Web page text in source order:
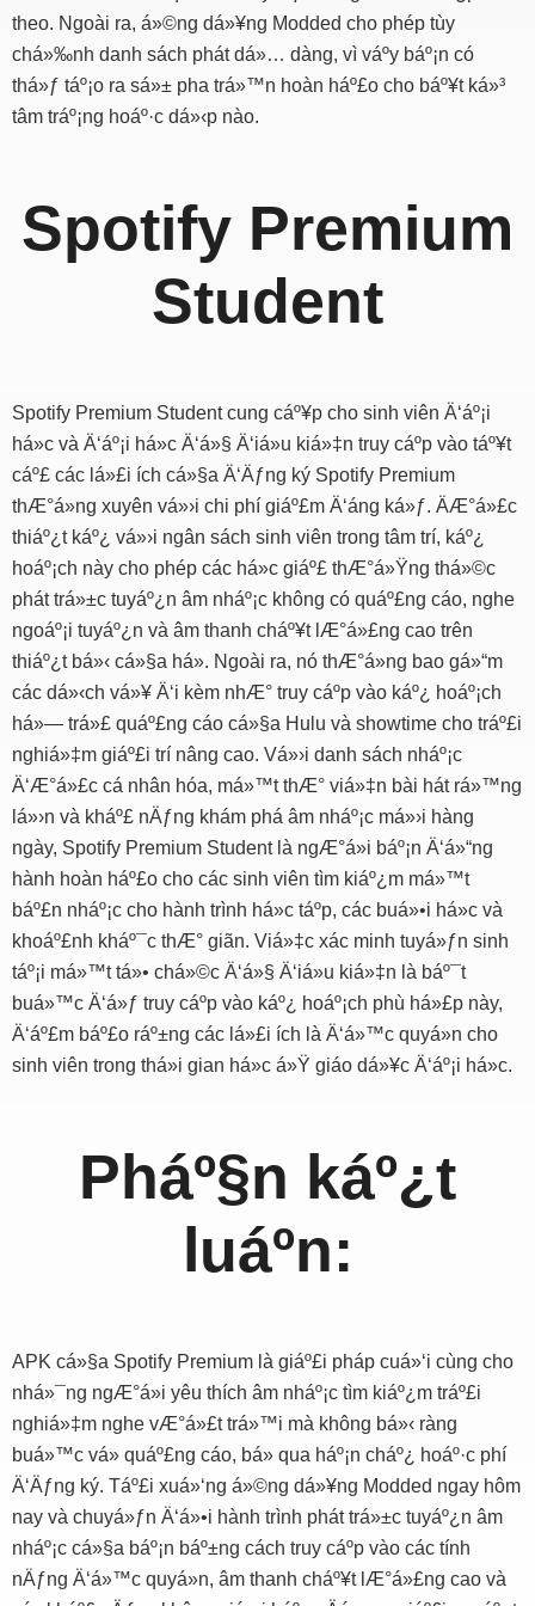
theo. Ngoài ra, á»©ng dá»¥ng Modded cho phép tùy
chá»‰nh danh sách phát dá»… dàng, vì váº­y báº¡n có
thá»ƒ táº¡o ra sá»± pha trá»™n hoàn háº£o cho báº¥t ká»³
tâm tráº¡ng hoáº·c dá»‹p nào.
Spotify Premium
Student
Spotify Premium Student cung cáº¥p cho sinh viên Ä‘áº¡i
há»c và Ä‘áº¡i há»c Ä‘á»§ Ä‘iá»u kiá»‡n truy cáº­p vào táº¥t
cáº£ các lá»£i ích cá»§a Ä‘Äƒng ký Spotify Premium
thÆ°á»ng xuyên vá»›i chi phí giáº£m Ä‘áng ká»ƒ. ÄÆ°á»£c
thiáº¿t káº¿ vá»›i ngân sách sinh viên trong tâm trí, káº¿
hoáº¡ch này cho phép các há»c giáº£ thÆ°á»Ÿng thá»©c
phát trá»±c tuyáº¿n âm nháº¡c không có quáº£ng cáo, nghe
ngoáº¡i tuyáº¿n và âm thanh cháº¥t lÆ°á»£ng cao trên
thiáº¿t bá»‹ cá»§a há». Ngoài ra, nó thÆ°á»ng bao gá»“m
các dá»‹ch vá»¥ Ä‘i kèm nhÆ° truy cáº­p vào káº¿ hoáº¡ch
há»— trá»£ quáº£ng cáo cá»§a Hulu và showtime cho tráº£i
nghiá»‡m giáº£i trí nâng cao. Vá»›i danh sách nháº¡c
Ä‘Æ°á»£c cá nhân hóa, má»™t thÆ° viá»‡n bài hát rá»™ng
lá»›n và kháº£ nÄƒng khám phá âm nháº¡c má»›i hàng
ngày, Spotify Premium Student là ngÆ°á»i báº¡n Ä‘á»“ng
hành hoàn háº£o cho các sinh viên tìm kiáº¿m má»™t
báº£n nháº¡c cho hành trình há»c táº­p, các buá»•i há»c và
khoáº£nh kháº¯c thÆ° giãn. Viá»‡c xác minh tuyá»ƒn sinh
táº¡i má»™t tá»• chá»©c Ä‘á»§ Ä‘iá»u kiá»‡n là báº¯t
buá»™c Ä‘á»ƒ truy cáº­p vào káº¿ hoáº¡ch phù há»£p này,
Ä‘áº£m báº£o ráº±ng các lá»£i ích là Ä‘á»™c quyá»n cho
sinh viên trong thá»i gian há»c á»Ÿ giáo dá»¥c Ä‘áº¡i há»c.
Pháº§n káº¿t
luáº­n:
APK cá»§a Spotify Premium là giáº£i pháp cuá»‘i cùng cho
nhá»¯ng ngÆ°á»i yêu thích âm nháº¡c tìm kiáº¿m tráº£i
nghiá»‡m nghe vÆ°á»£t trá»™i mà không bá»‹ ràng
buá»™c vá» quáº£ng cáo, bá» qua háº¡n cháº¿ hoáº·c phí
Ä‘Äƒng ký. Táº£i xuá»‘ng á»©ng dá»¥ng Modded ngay hôm
nay và chuyá»ƒn Ä‘á»•i hành trình phát trá»±c tuyáº¿n âm
nháº¡c cá»§a báº¡n báº±ng cách truy cáº­p vào các tính
nÄƒng Ä‘á»™c quyá»n, âm thanh cháº¥t lÆ°á»£ng cao và